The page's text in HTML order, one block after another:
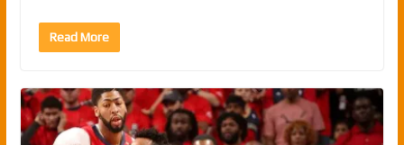
Read More